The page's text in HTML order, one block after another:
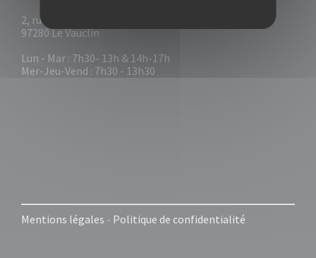
2, rue Collignon
97280 Le Vauclin
Lun - Mar : 7h30- 13h & 14h-17h
Mer-Jeu-Vend : 7h30 - 13h30
Mentions légales - Politique de confidentialité